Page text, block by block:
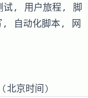
试, 用户旅程, 脚
, 自动化脚本, 网
北京时间)